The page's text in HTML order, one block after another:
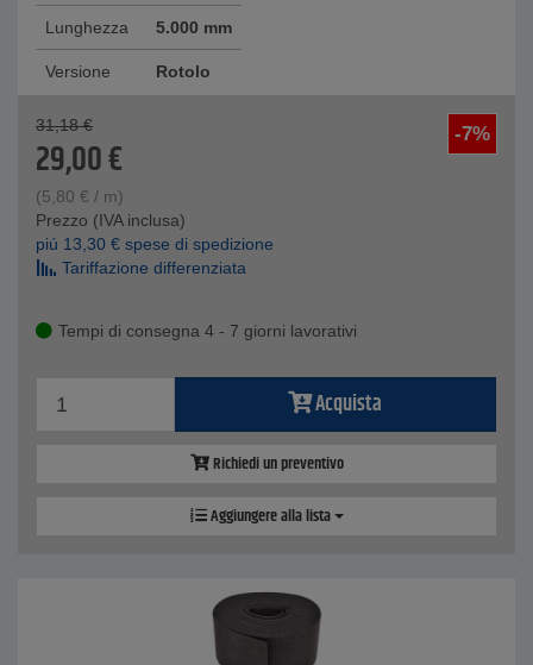
Lunghezza 5.000 mm
Versione Rotolo
-7%
31,18 €
29,00€
(5,80 € / m)
Prezzo (IVA inclusa)
piú 13,30 € spese di spedizione
Tariffazione differenziata
Tempi di consegna 4 - 7 giorni lavorativi
Acquista
Richiedi un preventivo
Aggiungere alla lista